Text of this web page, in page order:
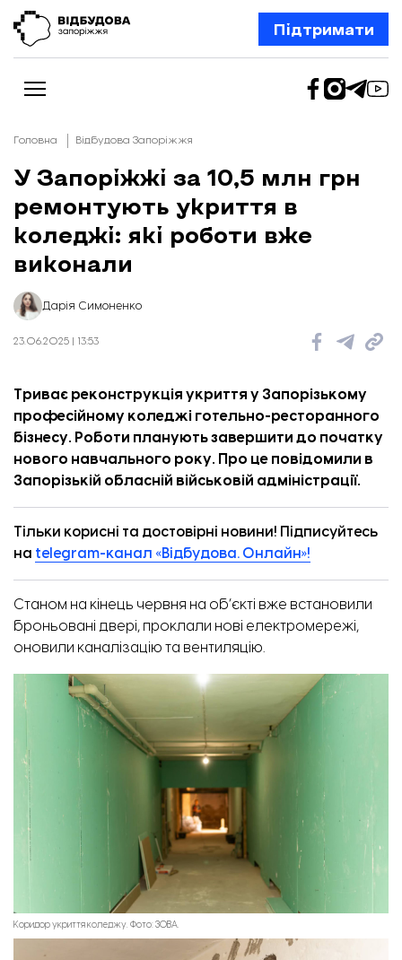
Підтримати
Новини
Відбудова Запоріжжя
Ексклюзив
Бізнес
Шлях додому
Колонки
Про нас
Редакційна політика
Головна Відбудова Запоріжжя
У Запоріжжі за 10,5 млн грн
ремонтують укриття в
коледжі: які роботи вже
виконали
Дарія Симоненко
23.06.2025 | 13:53
Триває реконструкція укриття у Запорізькому
професійному коледжі готельно-ресторанного
бізнесу. Роботи планують завершити до початку
нового навчального року. Про це повідомили в
Запорізькій обласній військовій адміністрації.
Тільки корисні та достовірні новини! Підписуйтесь
на telegram-канал «Відбудова. Онлайн»!
Станом на кінець червня на об’єкті вже встановили
броньовані двері, проклали нові електромережі,
оновили каналізацію та вентиляцію.
Коридор укриття коледжу. Фото: ЗОВА.